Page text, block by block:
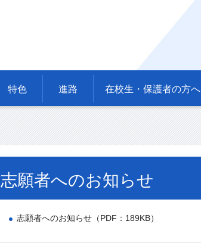
特色 進路 在校生・保護者の方へ
志願者へのお知らせ
志願者へのお知らせ（PDF：189KB）